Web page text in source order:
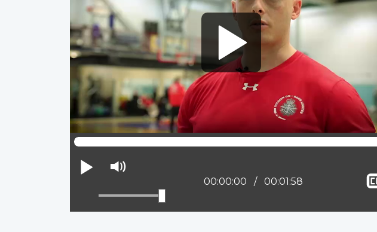
Lire
mode
muet
Position actuelle :
00:00:00 Temps total :
00:01:58